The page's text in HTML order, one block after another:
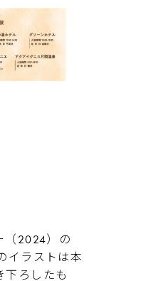
（2024）の
イラストは本
下ろしたも